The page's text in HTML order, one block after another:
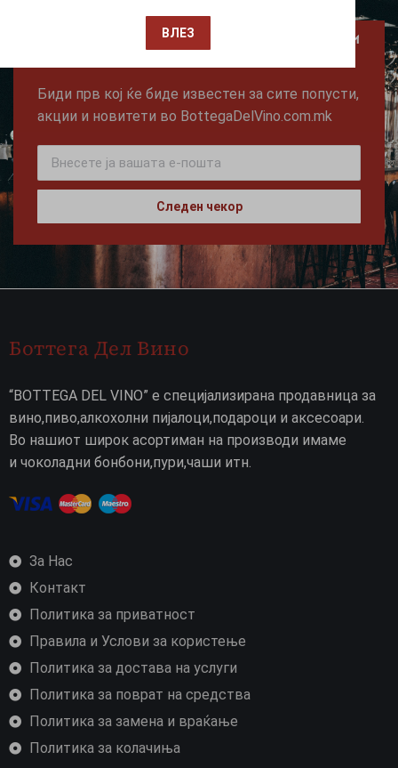
Претплати се за ексклузивни новости и
Биди прв кој ќе биде известен за сите попусти,
акции и новитети во BottegaDelVino.com.mk
Следен чекор
Боттега Дел Вино
“BOTTEGA DEL VINO” е специјализирана продавница за
вино,пиво,алкохолни пијалоци,подароци и аксесоари.
Во нашиот широк асортиман на производи имаме
и чоколадни бонбони,пури,чаши итн.
За Нас
Контакт
Политика за приватност
Правила и Услови за користење
Политика за достава на услуги
Политика за поврат на средства
Политика за замена и враќање
Политика за колачиња
ВЛЕЗ